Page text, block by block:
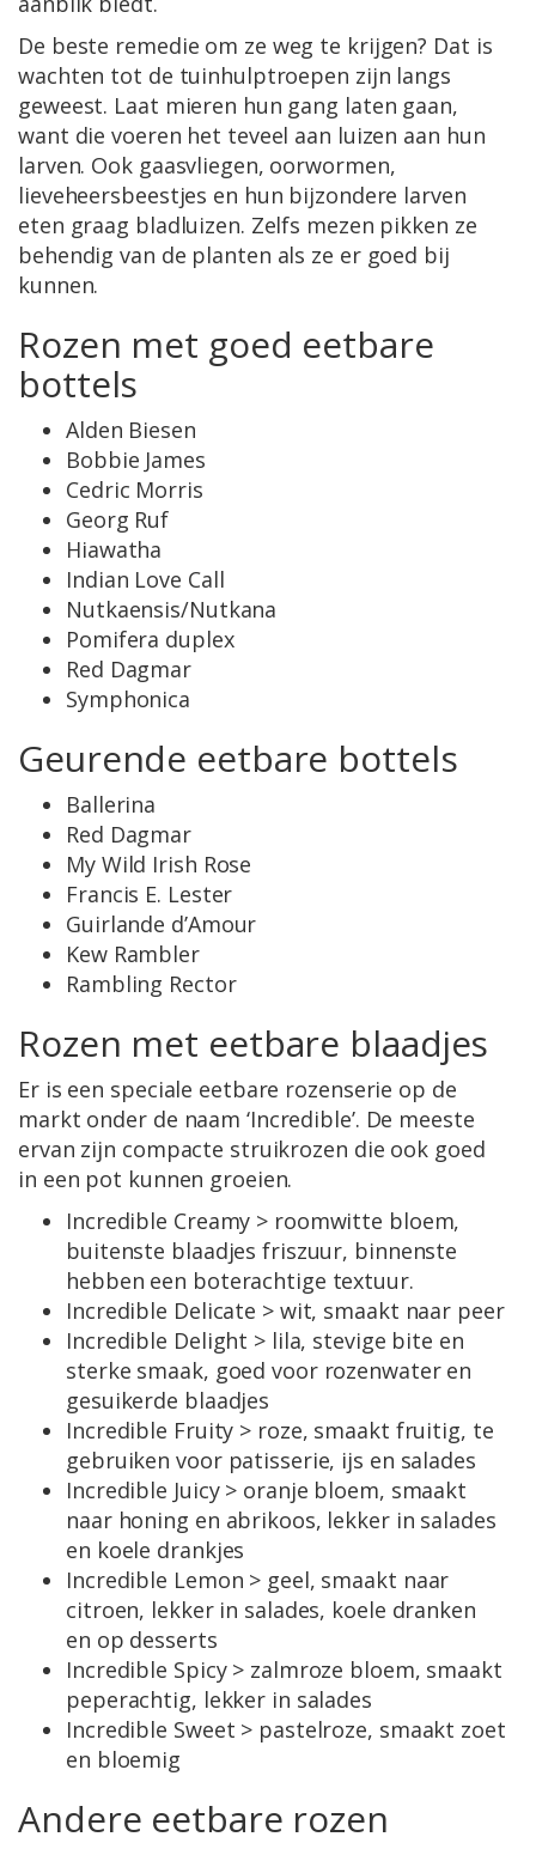
De beste remedie om ze weg te krijgen? Dat is
wachten tot de tuinhulptroepen zijn langs
geweest. Laat mieren hun gang laten gaan,
want die voeren het teveel aan luizen aan hun
larven. Ook gaasvliegen, oorwormen,
lieveheersbeestjes en hun bijzondere larven
eten graag bladluizen. Zelfs mezen pikken ze
behendig van de planten als ze er goed bij
kunnen.
Rozen met goed eetbare
bottels
Alden Biesen
Bobbie James
Cedric Morris
Georg Ruf
Hiawatha
Indian Love Call
Nutkaensis/Nutkana
Pomifera duplex
Red Dagmar
Symphonica
Geurende eetbare bottels
Ballerina
Red Dagmar
My Wild Irish Rose
Francis E. Lester
Guirlande d’Amour
Kew Rambler
Rambling Rector
Rozen met eetbare blaadjes
Er is een speciale eetbare rozenserie op de
markt onder de naam ‘Incredible’. De meeste
ervan zijn compacte struikrozen die ook goed
in een pot kunnen groeien.
Incredible Creamy > roomwitte bloem,
buitenste blaadjes friszuur, binnenste
hebben een boterachtige textuur.
Incredible Delicate > wit, smaakt naar peer
Incredible Delight > lila, stevige bite en
sterke smaak, goed voor rozenwater en
gesuikerde blaadjes
Incredible Fruity > roze, smaakt fruitig, te
gebruiken voor patisserie, ijs en salades
Incredible Juicy > oranje bloem, smaakt
naar honing en abrikoos, lekker in salades
en koele drankjes
Incredible Lemon > geel, smaakt naar
citroen, lekker in salades, koele dranken
en op desserts
Incredible Spicy > zalmroze bloem, smaakt
peperachtig, lekker in salades
Incredible Sweet > pastelroze, smaakt zoet
en bloemig
Andere eetbare rozen